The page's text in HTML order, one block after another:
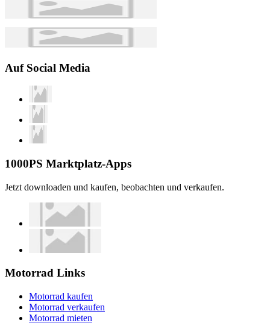
Auf Social Media
1000PS Marktplatz-Apps
Jetzt downloaden und kaufen, beobachten und verkaufen.
Motorrad Links
Motorrad kaufen
Motorrad verkaufen
Motorrad mieten